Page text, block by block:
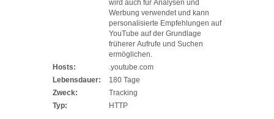
wird auch für Analysen und
Werbung verwendet und kann
personalisierte Empfehlungen auf
YouTube auf der Grundlage
früherer Aufrufe und Suchen
ermöglichen.
Hosts:
.youtube.com
Lebensdauer:
180 Tage
Zweck:
Tracking
Typ:
HTTP